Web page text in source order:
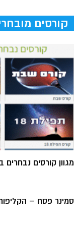
קורסים
מגוון קורסים
סמינר פסח –